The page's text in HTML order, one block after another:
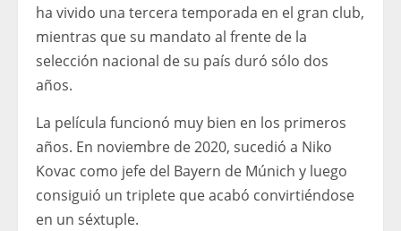
ha vivido una tercera temporada en el gran club,
mientras que su mandato al frente de la
selección nacional de su país duró sólo dos
años.
La película funcionó muy bien en los primeros
años. En noviembre de 2020, sucedió a Niko
Kovac como jefe del Bayern de Múnich y luego
consiguió un triplete que acabó convirtiéndose
en un séxtuple.